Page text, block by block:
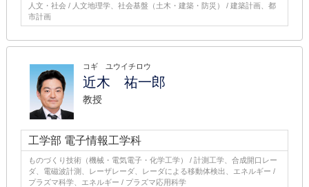
人文・社会 / 人文地理学、社会基盤（土木・建築・防災） / 建築計画、都
市計画
コギ ユウイチロウ
近木 祐一郎
教授
工学部 電子情報工学科
ものづくり技術（機械・電気電子・化学工学） / 計測工学、合成開口レー
ダ、電磁波計測、レーザレーダ、レーダによる移動体検出、エネルギー /
プラズマ科学、エネルギー / プラズマ応用科学